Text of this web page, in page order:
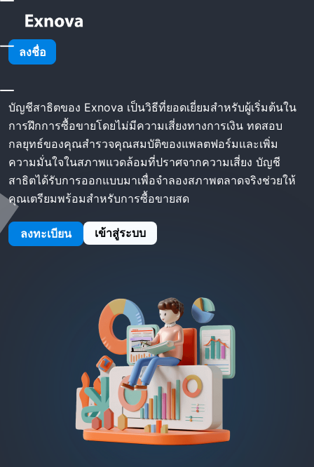
ลงชื่อ
โฮม Exnova บัญชีทดลอง
Exnova บัญชีทดลอง
บัญชีสาธิตของ Exnova เป็นวิธีที่ยอดเยี่ยมสำหรับผู้เริ่มต้นใน
การฝึกการซื้อขายโดยไม่มีความเสี่ยงทางการเงิน ทดสอบ
กลยุทธ์ของคุณสำรวจคุณสมบัติของแพลตฟอร์มและเพิ่ม
ความมั่นใจในสภาพแวดล้อมที่ปราศจากความเสี่ยง บัญชี
สาธิตได้รับการออกแบบมาเพื่อจำลองสภาพตลาดจริงช่วยให้
คุณเตรียมพร้อมสำหรับการซื้อขายสด
ลงทะเบียน เข้าสู่ระบบ